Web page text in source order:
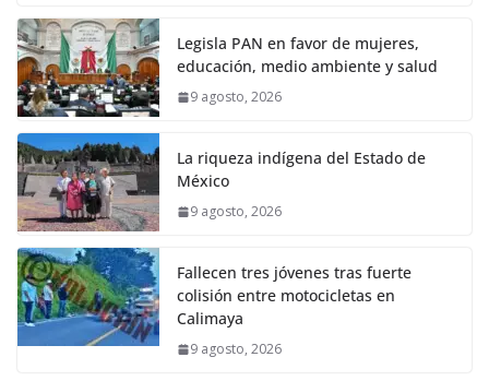
Legisla PAN en favor de mujeres,
educación, medio ambiente y salud
9 agosto, 2026
La riqueza indígena del Estado de
México
9 agosto, 2026
Fallecen tres jóvenes tras fuerte
colisión entre motocicletas en
Calimaya
9 agosto, 2026